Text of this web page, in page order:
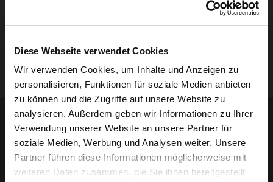
Diese Webseite verwendet Cookies
Wir verwenden Cookies, um Inhalte und Anzeigen zu
personalisieren, Funktionen für soziale Medien anbieten
zu können und die Zugriffe auf unsere Website zu
analysieren. Außerdem geben wir Informationen zu Ihrer
Verwendung unserer Website an unsere Partner für
soziale Medien, Werbung und Analysen weiter. Unsere
Partner führen diese Informationen möglicherweise mit
weiteren Daten zusammen, die Sie ihnen bereitgestellt
die in respektvollem Umgang mit der Natur entstanden
sind und entscheiden Sie sich für den Wein, der zu
Eintritt frei.
Sponsoren-Inhalt